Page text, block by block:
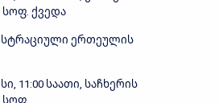
ქვედა
ერთეულის
11:00 საათი, საჩხერის